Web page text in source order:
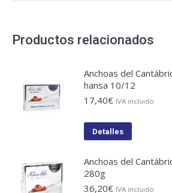
Productos relacionados
Anchoas del
hansa 10/12
17,40€ IVA incluido
Detalles
Anchoas del
280g
36,20€ IVA incluido